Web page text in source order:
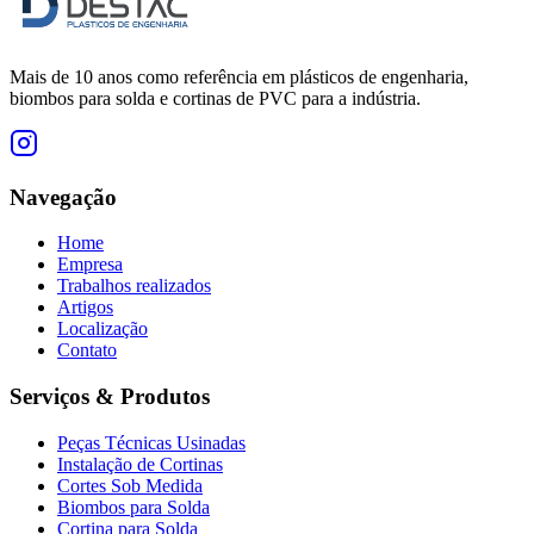
Mais de 10 anos como referência em plásticos de engenharia,
biombos para solda e cortinas de PVC para a indústria.
Navegação
Home
Empresa
Trabalhos realizados
Artigos
Localização
Contato
Serviços & Produtos
Peças Técnicas Usinadas
Instalação de Cortinas
Cortes Sob Medida
Biombos para Solda
Cortina para Solda